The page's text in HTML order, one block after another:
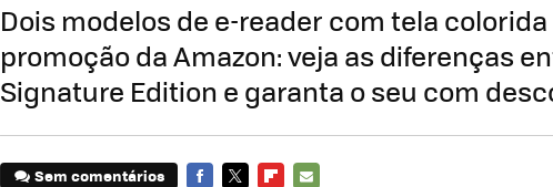
Dois modelos de e-reader com tela
promoção da Amazon: veja as diferenças
Signature Edition e garanta o seu com
Sem comentários